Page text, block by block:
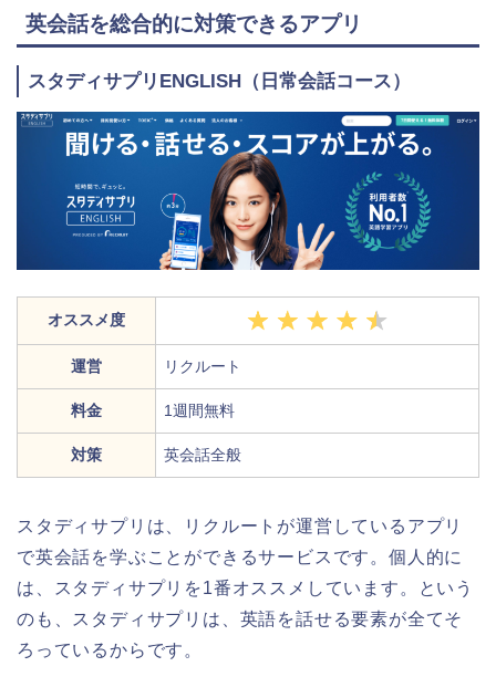
英会話を総合的に対策できるアプリ
スタディサプリENGLISH（日常会話コース）
オススメ度
運営 リクルート
料金 1週間無料
対策 英会話全般
スタディサプリは、リクルートが運営しているアプリ
で英会話を学ぶことができるサービスです。個人的に
は、スタディサプリを1番オススメしています。という
のも、スタディサプリは、英語を話せる要素が全てそ
ろっているからです。